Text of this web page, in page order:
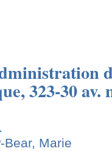
323-30 av.
Bear, Marie